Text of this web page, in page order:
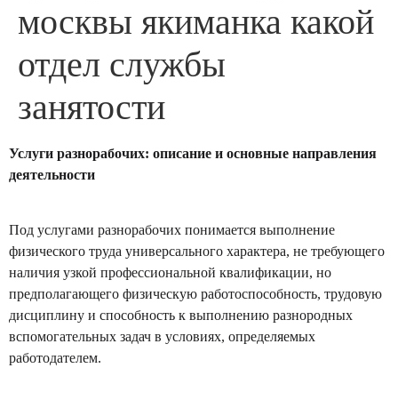
москвы якиманка какой
отдел службы
занятости
Услуги разнорабочих: описание и основные направления
деятельности
Под услугами разнорабочих понимается выполнение
физического труда универсального характера, не требующего
наличия узкой профессиональной квалификации, но
предполагающего физическую работоспособность, трудовую
дисциплину и способность к выполнению разнородных
вспомогательных задач в условиях, определяемых
работодателем.